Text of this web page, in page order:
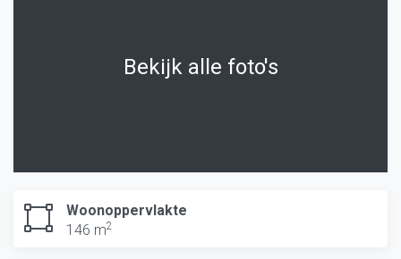
Bekijk alle foto's
Woonoppervlakte
146 m2